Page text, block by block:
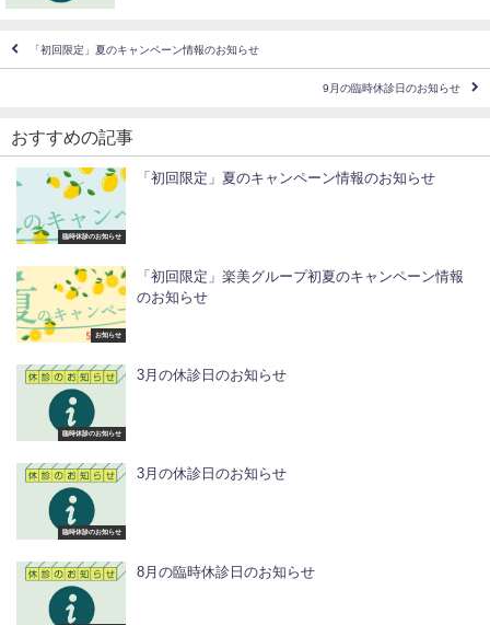
「初回限定」夏のキャンペーン情報のお知らせ
9月の臨時休診日のお知らせ
おすすめの記事
臨時休診のお知らせ
「初回限定」夏のキャンペーン情報のお知らせ
お知らせ
「初回限定」楽美グループ初夏のキャンペーン情報
のお知らせ
臨時休診のお知らせ
3月の休診日のお知らせ
臨時休診のお知らせ
3月の休診日のお知らせ
8月の臨時休診日のお知らせ